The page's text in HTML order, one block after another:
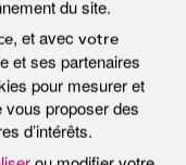
traitement du
augmentation du
cancer,
traitement